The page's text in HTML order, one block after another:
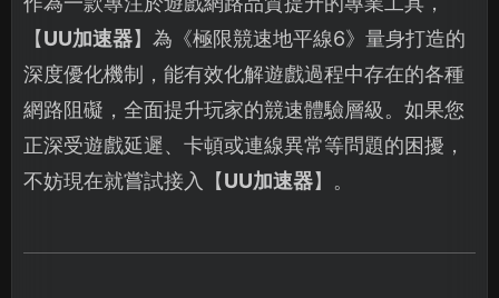
【UU加速器】為《極限競速地平線6》量身打造的
深度優化機制，能有效化解遊戲過程中存在的各種
網路阻礙，全面提升玩家的競速體驗層級。如果您
正深受遊戲延遲、卡頓或連線異常等問題的困擾，
不妨現在就嘗試接入【UU加速器】。